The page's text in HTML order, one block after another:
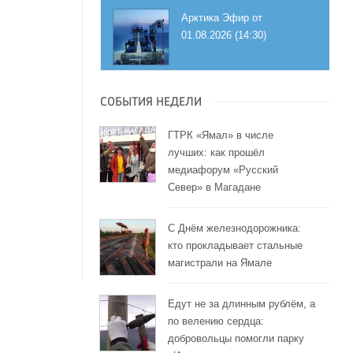
Арктика Эфир от
01.08.2026 (14:30)
СОБЫТИЯ НЕДЕЛИ
ГТРК «Ямал» в числе
лучших: как прошёл
медиафорум «Русский
Север» в Магадане
С Днём железнодорожника:
кто прокладывает стальные
магистрали на Ямале
Едут не за длинным рублём, а
по велению сердца:
добровольцы помогли парку